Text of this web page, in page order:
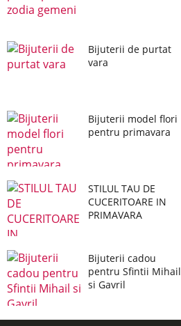
Bijuterii de purtat
vara
Bijuterii model flori
pentru primavara
STILUL TAU DE
CUCERITOARE IN
PRIMAVARA
Bijuterii cadou
pentru Sfintii Mihail
si Gavril